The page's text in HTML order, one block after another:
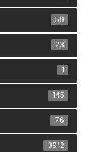
59
23
1
145
76
3912